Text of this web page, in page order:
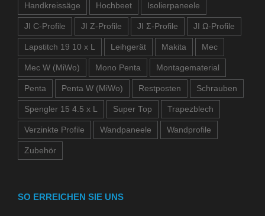
Handkreissäge Hochbeet Isolierpaneele
JI C-Profile JI Z-Profile JI Σ-Profile JI Ω-Profile
Lapstitch 19 10 x L Leihgerät Makita Mec
Mec W (MiWo) Mono Penta Montagematerial
Penta Penta W (MiWo) Restposten Schrauben
Spengler 15 4.5 x L Super Top Trapezblech
Verzinkte Profile Wandpaneele Wandprofile
Zubehör
SO ERREICHEN SIE UNS